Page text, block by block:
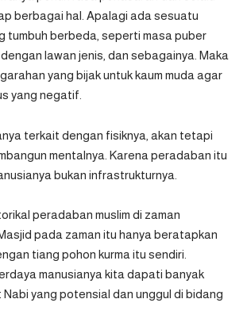
berbagai hal. Apalagi ada sesuatu
tumbuh berbeda, seperti masa puber
lawan jenis, dan sebagainya. Maka
yang bijak untuk kaum muda agar
yang negatif.
terkait dengan fisiknya, akan tetapi
mentalnya. Karena peradaban itu
bukan infrastrukturnya.
peradaban muslim di zaman
pada zaman itu hanya beratapkan
tiang pohon kurma itu sendiri.
manusianya kita dapati banyak
yang potensial dan unggul di bidang